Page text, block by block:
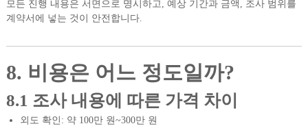
모든 진행 내용은 서면으로 명시하고, 예상 기간과 금액, 조사 범위를
계약서에 넣는 것이 안전합니다.
8. 비용은 어느 정도일까?
8.1 조사 내용에 따른 가격 차이
외도 확인: 약 100만 원~300만 원